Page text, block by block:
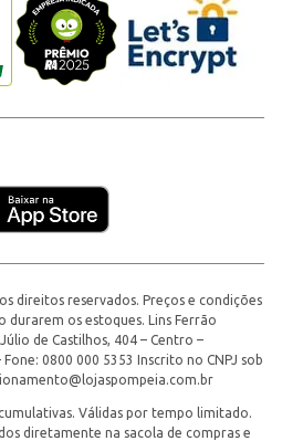
direitos reservados. Preços e condições
os estoques. Lins Ferrão
de Castilhos, 404 – Centro –
Fone: 0800 000 5353 Inscrito no CNPJ sob
Válidas por tempo limitado.
diretamente na sacola de compras e